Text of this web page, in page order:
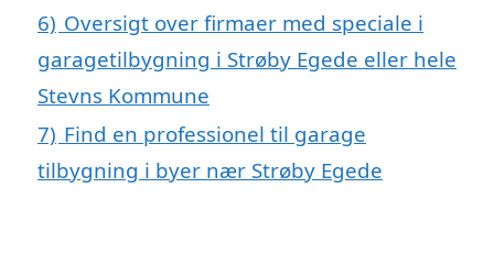
6) Oversigt over firmaer med speciale i
garagetilbygning i Strøby Egede eller hele
Stevns Kommune
7) Find en professionel til garage
tilbygning i byer nær Strøby Egede